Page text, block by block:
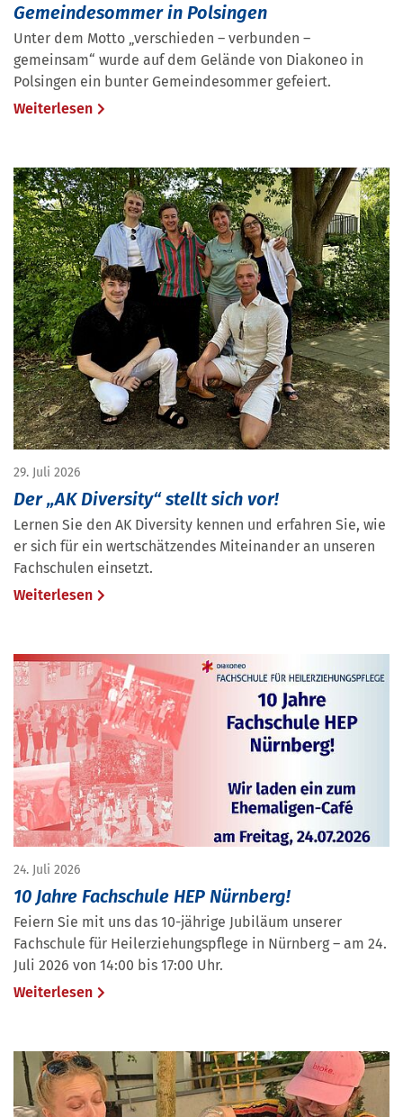
Gemeindesommer in Polsingen
Unter dem Motto „verschieden – verbunden –
gemeinsam“ wurde auf dem Gelände von Diakoneo in
Polsingen ein bunter Gemeindesommer gefeiert.
Weiterlesen
29. Juli 2026
Der „AK Diversity“ stellt sich vor!
Lernen Sie den AK Diversity kennen und erfahren Sie, wie
er sich für ein wertschätzendes Miteinander an unseren
Fachschulen einsetzt.
Weiterlesen
24. Juli 2026
10 Jahre Fachschule HEP Nürnberg!
Feiern Sie mit uns das 10-jährige Jubiläum unserer
Fachschule für Heilerziehungspflege in Nürnberg – am 24.
Juli 2026 von 14:00 bis 17:00 Uhr.
Weiterlesen